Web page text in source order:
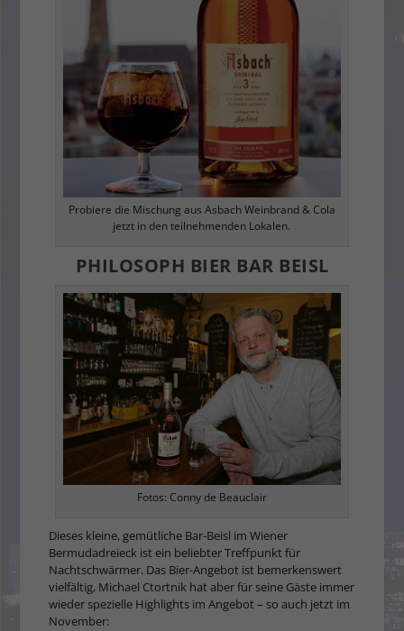
Probiere die Mischung aus Asbach Weinbrand & Cola
jetzt in den teilnehmenden Lokalen.
PHILOSOPH BIER BAR BEISL
Fotos: Conny de Beauclair
Dieses kleine, gemütliche Bar-Beisl im Wiener
Bermudadreieck ist ein beliebter Treffpunkt für
Nachtschwärmer. Das Bier-Angebot ist bemerkenswert
vielfältig, Michael Ctortnik hat aber für seine Gäste immer
wieder spezielle Highlights im Angebot – so auch jetzt im
November: